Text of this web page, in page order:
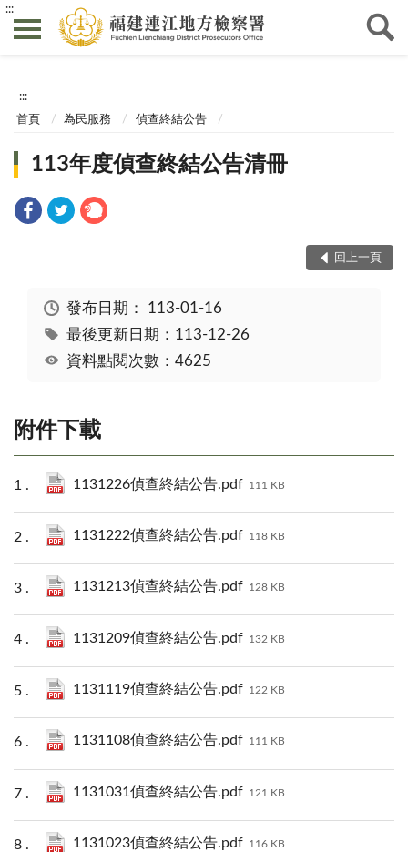
:::
:::
首頁 為民服務 偵查終結公告
113年度偵查終結公告清冊
回上一頁
發布日期： 113-01-16
最後更新日期：113-12-26
資料點閱次數：4625
附件下載
1131226偵查終結公告.pdf 111 KB
1131222偵查終結公告.pdf 118 KB
1131213偵查終結公告.pdf 128 KB
1131209偵查終結公告.pdf 132 KB
1131119偵查終結公告.pdf 122 KB
1131108偵查終結公告.pdf 111 KB
1131031偵查終結公告.pdf 121 KB
1131023偵查終結公告.pdf 116 KB